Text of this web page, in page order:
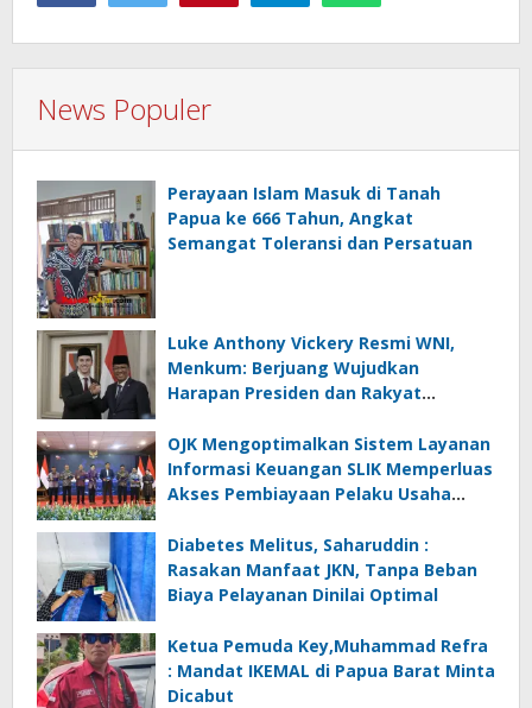
News Populer
Perayaan Islam Masuk di Tanah
Papua ke 666 Tahun, Angkat
Semangat Toleransi dan Persatuan
Luke Anthony Vickery Resmi WNI,
Menkum: Berjuang Wujudkan
Harapan Presiden dan Rakyat
OJK Mengoptimalkan Sistem Layanan
Informasi Keuangan SLIK Memperluas
Akses Pembiayaan Pelaku Usaha
Diabetes Melitus, Saharuddin :
Rasakan Manfaat JKN, Tanpa Beban
Biaya Pelayanan Dinilai Optimal
Ketua Pemuda Key,Muhammad Refra
: Mandat IKEMAL di Papua Barat Minta
Dicabut